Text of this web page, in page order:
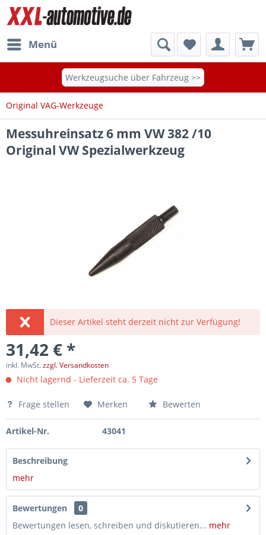
Menü
Werkzeugsuche über Fahrzeug >>
Original VAG-Werkzeuge
Messuhreinsatz 6 mm VW 382 /10
Original VW Spezialwerkzeug
Dieser Artikel steht derzeit nicht zur Verfügung!
31,42 € *
inkl. MwSt.zzgl. Versandkosten
Nicht lagernd - Lieferzeit ca. 5 Tage
Frage stellen Merken Bewerten
Artikel-Nr. 43041
Beschreibung
mehr
Bewertungen
0
Bewertungen lesen, schreiben und diskutieren... mehr